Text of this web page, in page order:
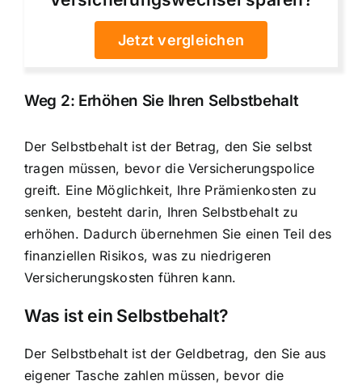
Jetzt vergleichen
Weg 2: Erhöhen Sie Ihren Selbstbehalt
Der Selbstbehalt ist der Betrag, den Sie selbst
tragen müssen, bevor die Versicherungspolice
greift. Eine Möglichkeit, Ihre Prämienkosten zu
senken, besteht darin, Ihren Selbstbehalt zu
erhöhen. Dadurch übernehmen Sie einen Teil des
finanziellen Risikos, was zu niedrigeren
Versicherungskosten führen kann.
Was ist ein Selbstbehalt?
Der Selbstbehalt ist der Geldbetrag, den Sie aus
eigener Tasche zahlen müssen, bevor die